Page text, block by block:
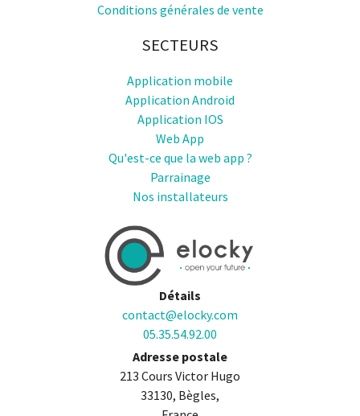
Conditions générales de vente
SECTEURS
Application mobile
Application Android
Application IOS
Web App
Qu'est-ce que la web app ?
Parrainage
Nos installateurs
Détails
contact@elocky.com
05.35.54.92.00
Adresse postale
213 Cours Victor Hugo
33130, Bègles,